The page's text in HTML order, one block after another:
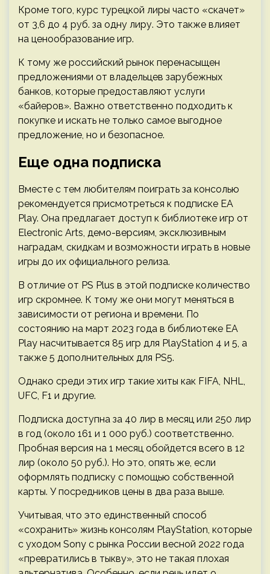
Кроме того, курс турецкой лиры часто «скачет»
от 3,6 до 4 руб. за одну лиру. Это также влияет
на ценообразование игр.
К тому же российский рынок перенасыщен
предложениями от владельцев зарубежных
банков, которые предоставляют услуги
«байеров». Важно ответственно подходить к
покупке и искать не только самое выгодное
предложение, но и безопасное.
Еще одна подписка
Вместе с тем любителям поиграть за консолью
рекомендуется присмотреться к подписке EA
Play. Она предлагает доступ к библиотеке игр от
Electronic Arts, демо-версиям, эксклюзивным
наградам, скидкам и возможности играть в новые
игры до их официального релиза.
В отличие от PS Plus в этой подписке количество
игр скромнее. К тому же они могут меняться в
зависимости от региона и времени. По
состоянию на март 2023 года в библиотеке EA
Play насчитывается 85 игр для PlayStation 4 и 5, а
также 5 дополнительных для PS5.
Однако среди этих игр такие хиты как FIFA, NHL,
UFC, F1 и другие.
Подписка доступна за 40 лир в месяц или 250 лир
в год (около 161 и 1 000 руб.) соответственно.
Пробная версия на 1 месяц обойдется всего в 12
лир (около 50 руб.). Но это, опять же, если
оформлять подписку с помощью собственной
карты. У посредников цены в два раза выше.
Учитывая, что это единственный способ
«сохранить» жизнь консолям PlayStation, которые
с уходом Sony с рынка России весной 2022 года
«превратились в тыкву», это не такая плохая